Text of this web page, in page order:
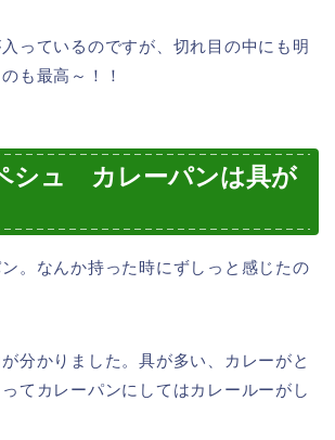
っているのですが、切れ目の中にも明
も最高～！！
シュ カレーパンは具が
。なんか持った時にずしっと感じたの
分かりました。具が多い、カレーがと
てカレーパンにしてはカレールーがし